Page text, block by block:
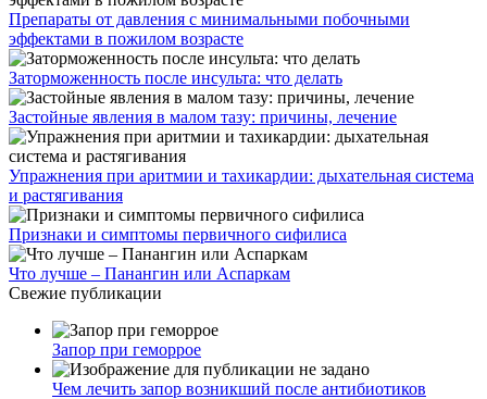
Препараты от давления с минимальными побочными
эффектами в пожилом возрасте
Заторможенность после инсульта: что делать
Застойные явления в малом тазу: причины, лечение
Упражнения при аритмии и тахикардии: дыхательная система
и растягивания
Признаки и симптомы первичного сифилиса
Что лучше – Панангин или Аспаркам
Свежие публикации
Запор при геморрое
Чем лечить запор возникший после антибиотиков